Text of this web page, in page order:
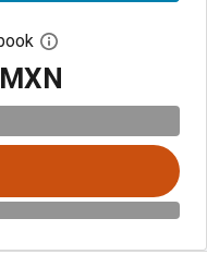
Abre el cuadro de